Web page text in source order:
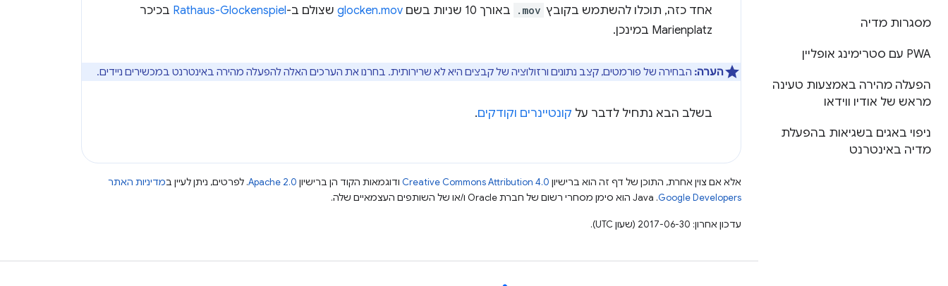
מסגרות מדיה
PWA עם סטרימינג אופליין
הפעלה מהירה באמצעות טעינה
מראש של אודיו ווידאו
ניפוי באגים בשגיאות בהפעלת
מדיה באינטרנט
אחד כזה, תוכלו להשתמש בקובץ .mov באורך 10 שניות בשם glocken.mov שצולם ב-Rathaus-Glockenspiel בכיכר
Marienplatz במינכן.
הערה: הבחירה של פורמטים, קצב נתונים ורזולוציה של קבצים היא לא שרירותית. בחרנו את הערכים האלה להפעלה מהירה באינטרנט במכשירים ניידים.
בשלב הבא נתחיל לדבר על קונטיינרים וקודקים.
אלא אם צוין אחרת, התוכן של דף זה הוא ברישיון Creative Commons Attribution 4.0 ודוגמאות הקוד הן ברישיון Apache 2.0. לפרטים, ניתן לעיין במדיניות האתר
Google Developers‏.‏ Java הוא סימן מסחרי רשום של חברת Oracle ו/או של השותפים העצמאיים שלה.
עדכון אחרון: 2017-06-30 (שעון UTC).